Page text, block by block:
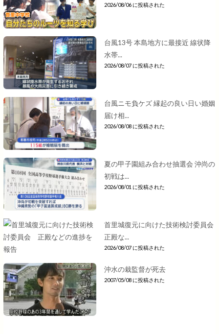
2026/08/06 に投稿された
台風13号 本島地方に最接近 線状降
水帯...
2026/08/07 に投稿された
台風ニモ負ケズ 縁起の良い日い婚姻
届け相...
2026/08/08 に投稿された
夏の甲子園組み合わせ抽選会 沖尚の
初戦は...
2026/08/01 に投稿された
首里城復元に向けた技術検討委員会
正殿な...
2026/08/07 に投稿された
沖水の栽監督が死去
2007/05/08 に投稿された